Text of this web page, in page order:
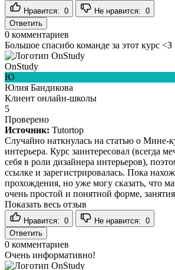
Нравится: 0 Не нравится: 0
Ответить
0 комментариев
Большое спасибо команде за этот курс <З
OnStudy
Ю
Юлия Бандикова
Клиент онлайн-школы
5
Проверено
Источник: Tutortop
Случайно наткнулась на статью о Мине-
интерьера. Курс заинтересовал (всегда
себя в роли дизайнера интерьеров),
ссылке и зарегистрировалась. Пока
прохождения, но уже могу сказать, что
очень простой и понятной форме,
Показать весь отзыв
Нравится: 0 Не нравится: 0
Ответить
0 комментариев
Очень информативно!